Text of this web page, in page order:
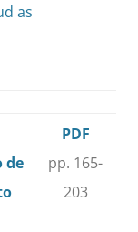
as
de
PDF
pp. 165-
203